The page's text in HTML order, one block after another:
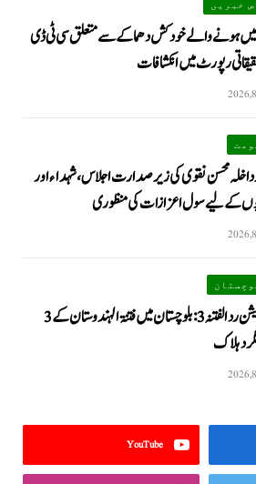
خبریں
ہونے والے خودکش دھماکے سے متعلق سی ٹی ڈی
رپورٹ میں انکشافات
محسن نقوی کی زیر صدارت اجلاس، شہداء اور
کے لیے سول اعزازات کی منظوری
آپریشن رد الفتنہ 3: بلوچستان میں فتنۃ الہندوستان کے 3
ہلاک
YouTube